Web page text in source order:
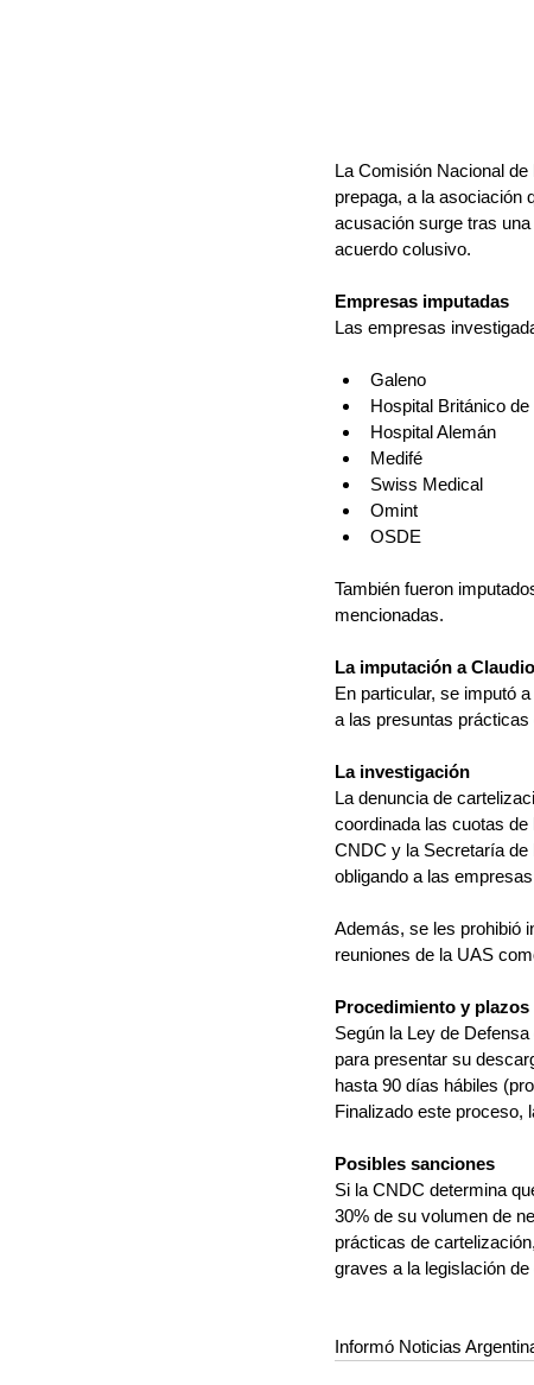
La Comisión Nacional
prepaga, a la asociación
acusación surge tras
acuerdo colusivo.
Empresas imputadas
Las empresas
Galeno
Hospital Británico
Hospital Alemán
Medifé
Swiss Medical
Omint
OSDE
También fueron
mencionadas.
La imputación a
En particular, se imputó
a las presuntas
La investigación
La denuncia de
coordinada las cuotas
CNDC y la Secretaría de
obligando a las
Además, se les prohibió
reuniones de la UAS
Procedimiento y plazos
Según la Ley de
para presentar su
hasta 90 días hábiles
Finalizado este proceso,
Posibles sanciones
Si la CNDC determina
30% de su volumen de
prácticas de
graves a la legislación
Informó Noticias